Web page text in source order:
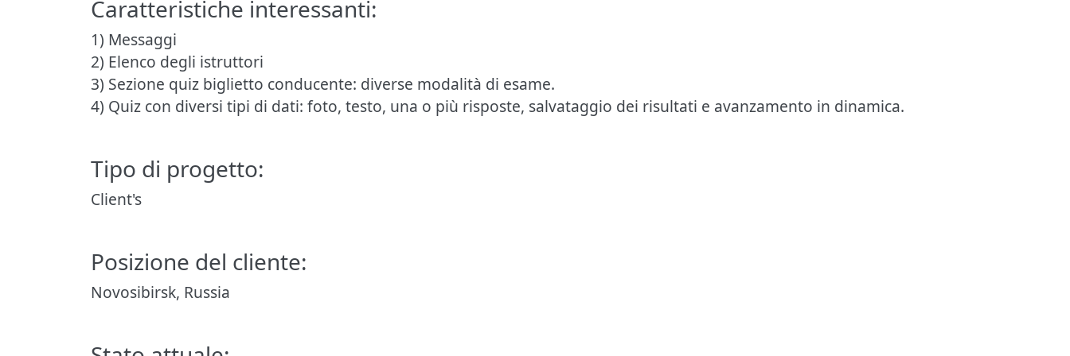
Caratteristiche interessanti:
1) Messaggi
2) Elenco degli istruttori
3) Sezione quiz biglietto conducente: diverse modalità di esame.
4) Quiz con diversi tipi di dati: foto, testo, una o più risposte, salvataggio dei risultati e avanzamento in dinamica.
Tipo di progetto:
Client's
Posizione del cliente:
Novosibirsk, Russia